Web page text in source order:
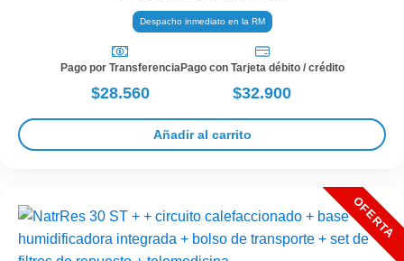
Despacho inmediato en la RM
Pago por Transferencia
$28.560
Pago con Tarjeta débito / crédito
$32.900
Añadir al carrito